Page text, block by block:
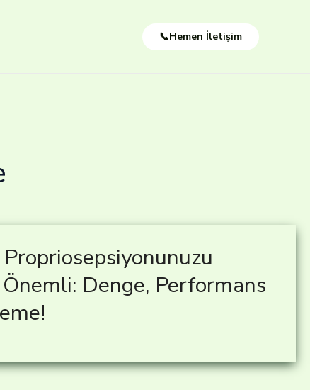
📞Hemen İletişim
Denge, Performans